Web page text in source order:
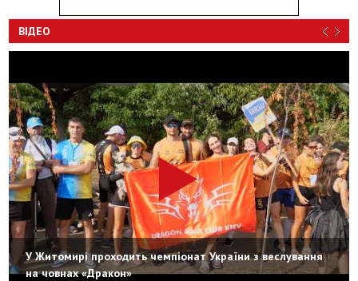
ВІДЕО
У Житомирі проходить чемпіонат України з веслування
на човнах «Дракон»